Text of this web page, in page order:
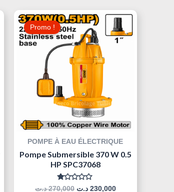
Promo !
POMPE À EAU ÉLECTRIQUE
Pompe Submersible 370 W 0.5
HP SPC37068
Note
270,000 د.ت
Le
Prix
Initial
Était :
230,000 د.ت
Le
Prix
Actuel
Est :